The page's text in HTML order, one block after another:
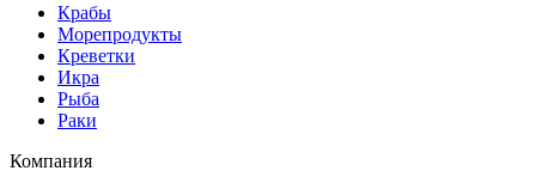
Крабы
Морепродукты
Креветки
Икра
Рыба
Раки
Компания